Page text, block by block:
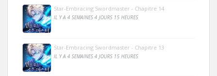
Star-Embracing Swordmaster - Chapitre 14
IL Y A 4 SEMAINES 4 JOURS 15 HEURES
Star-Embracing Swordmaster - Chapitre 13
IL Y A 4 SEMAINES 4 JOURS 15 HEURES